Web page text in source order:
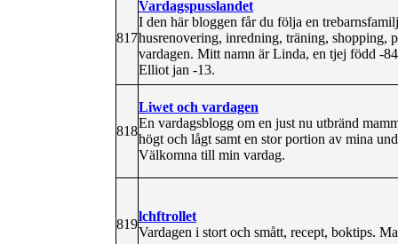
817
Vardagspusslandet
I den här bloggen får du följa en
husrenovering, inredning, träning, shopping,
vardagen. Mitt namn är Linda, en tjej född -
Elliot jan -13.
818
Liwet och vardagen
En vardagsblogg om en just nu utbränd
högt och lågt samt en stor portion av mina
Välkomna till min vardag.
819
lchftrollet
Vardagen i stort och smått, recept, boktips.